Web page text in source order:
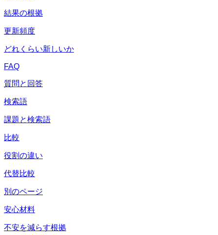
結果の根拠
更新頻度
どれくらい新しいか
FAQ
質問と回答
検索語
課題と検索語
比較
役割の違い
代替比較
別のページ
安心材料
不安を減らす根拠